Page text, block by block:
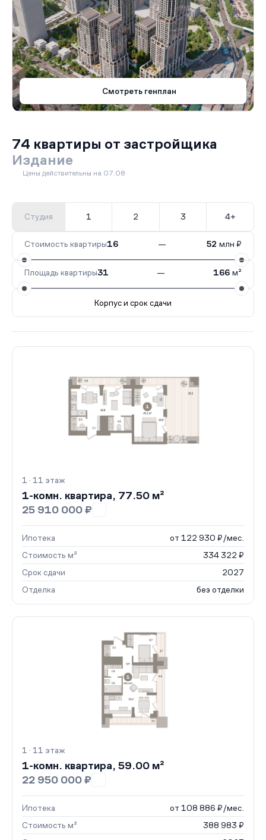
Смотреть генплан
74 квартиры от застройщика
Издание
Цены действительны на 07.08
Студия 1 2 3 4+
Стоимость квартиры16 — 52 млн ₽
Площадь квартиры31 — 166 м²
Корпус и срок сдачи
174 кв.III кв. 2027
1 · 11 этаж
1-комн. квартира, 77.50 м²
25 910 000 ₽
Ипотека
от 122 930 ₽/мес.
Стоимость м²
334 322 ₽
Срок сдачи
2027
Отделка
без отделки
1 · 11 этаж
1-комн. квартира, 59.00 м²
22 950 000 ₽
Ипотека
от 108 886 ₽/мес.
Стоимость м²
388 983 ₽